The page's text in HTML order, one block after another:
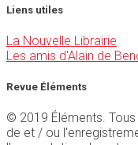
Liens utiles
La Nouvelle Librairie
Les amis d'Alain de
Revue Éléments
© 2019 Éléments.
de et / ou